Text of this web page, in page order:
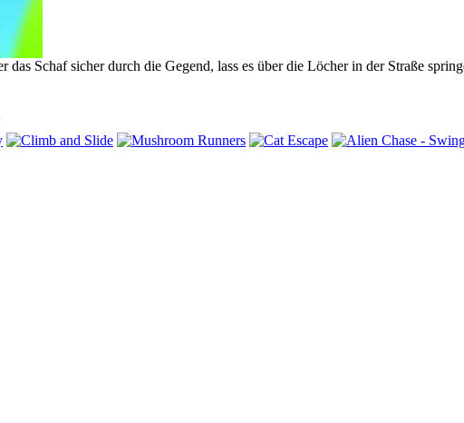
Schaf sicher durch die Gegend, lass es über die Löcher in der Straße